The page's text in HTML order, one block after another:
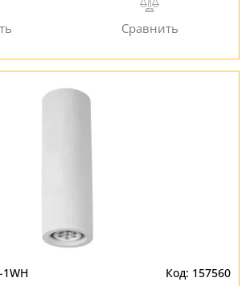
157560